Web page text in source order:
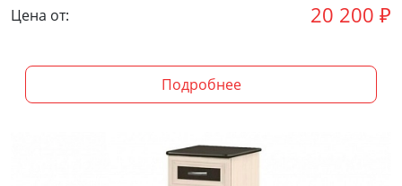
Цена от: 20 200 ₽
Подробнее